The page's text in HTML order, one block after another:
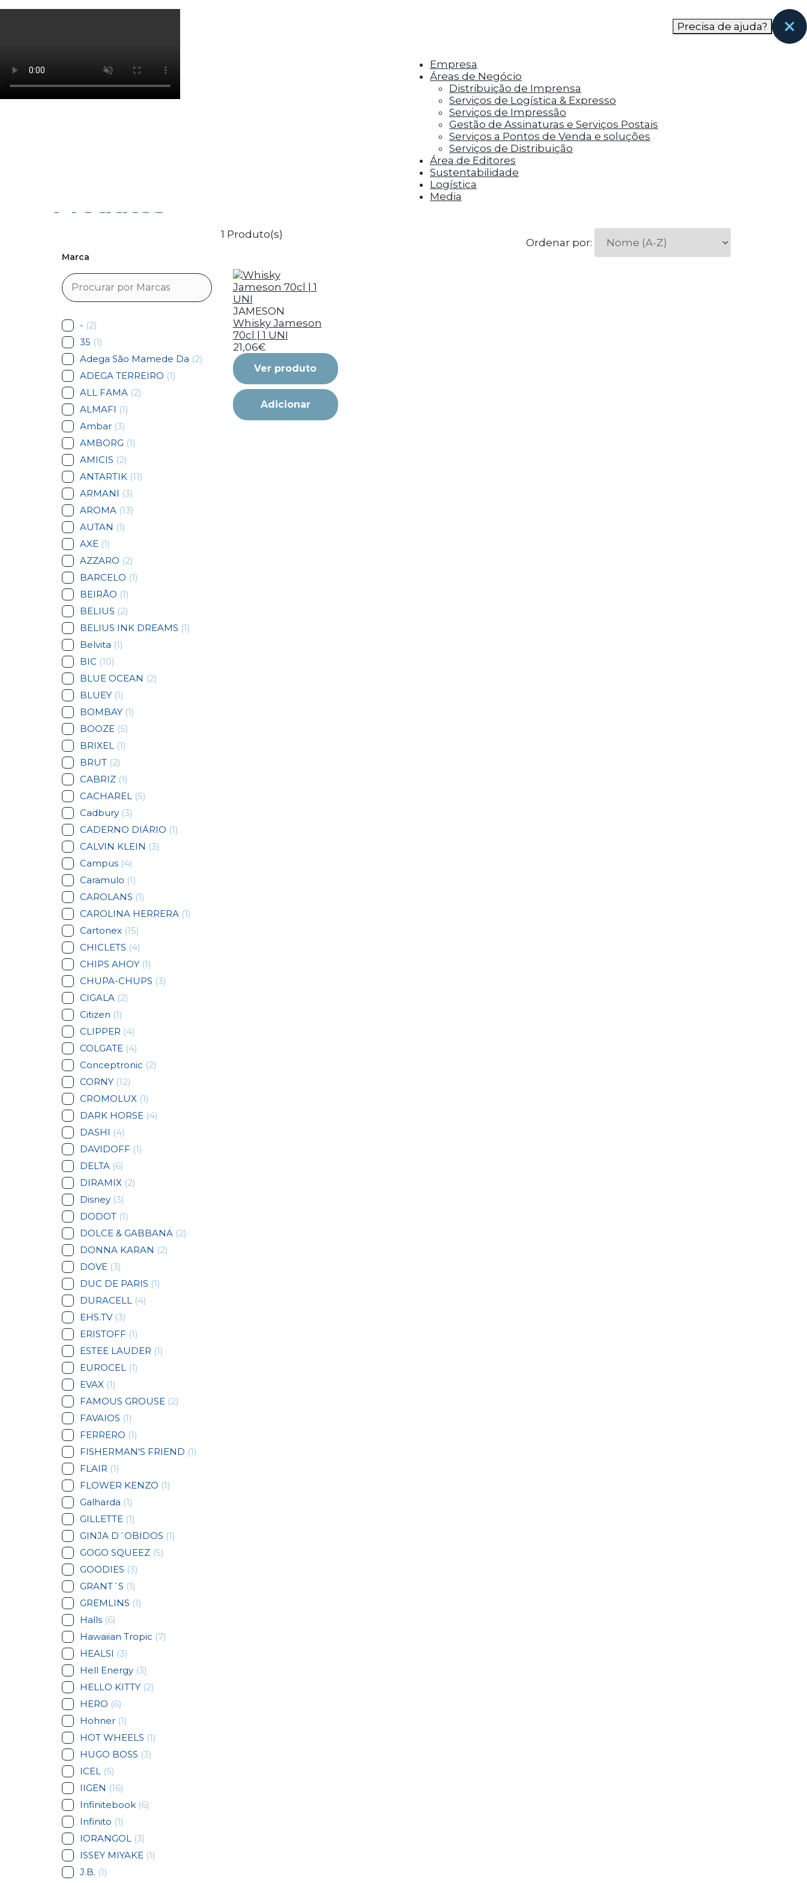
Os cookies de marketing são usados para entregar aos visitantes anúncios personalizados com base nas páginas que eles visitaram antes e analisar a
Precisa de ajuda?
Empresa
Áreas de Negócio
Distribuição de Imprensa
Serviços de Logística & Expresso
Serviços de Impressão
Gestão de Assinaturas e Serviços Postais
Serviços a Pontos de Venda e soluções
Serviços de Distribuição
Área de Editores
Sustentabilidade
Logística
Media
Produtos
Marca
- (2)
35 (1)
Adega São Mamede Da (2)
ADEGA TERREIRO (1)
ALL FAMA (2)
ALMAFI (1)
Ambar (3)
AMBORG (1)
AMICIS (2)
ANTARTIK (11)
ARMANI (3)
AROMA (13)
AUTAN (1)
AXE (1)
AZZARO (2)
BARCELO (1)
BEIRÃO (1)
BELIUS (2)
BELIUS INK DREAMS (1)
Belvita (1)
BIC (10)
BLUE OCEAN (2)
BLUEY (1)
BOMBAY (1)
BOOZE (5)
BRIXEL (1)
BRUT (2)
CABRIZ (1)
CACHAREL (5)
Cadbury (3)
CADERNO DIÁRIO (1)
CALVIN KLEIN (3)
Campus (4)
Caramulo (1)
CAROLANS (1)
CAROLINA HERRERA (1)
Cartonex (15)
CHICLETS (4)
CHIPS AHOY (1)
CHUPA-CHUPS (3)
CIGALA (2)
Citizen (1)
CLIPPER (4)
COLGATE (4)
Conceptronic (2)
CORNY (12)
CROMOLUX (1)
DARK HORSE (4)
DASHI (4)
DAVIDOFF (1)
DELTA (6)
DIRAMIX (2)
Disney (3)
DODOT (1)
DOLCE & GABBANA (2)
DONNA KARAN (2)
DOVE (3)
DUC DE PARIS (1)
DURACELL (4)
EHS.TV (3)
ERISTOFF (1)
ESTEE LAUDER (1)
EUROCEL (1)
EVAX (1)
FAMOUS GROUSE (2)
FAVAIOS (1)
FERRERO (1)
FISHERMAN'S FRIEND (1)
FLAIR (1)
FLOWER KENZO (1)
Galharda (1)
GILLETTE (1)
GINJA D´OBIDOS (1)
GOGO SQUEEZ (5)
GOODIES (3)
GRANT´S (1)
GREMLINS (1)
Halls (6)
Hawaiian Tropic (7)
HEALSI (3)
Hell Energy (3)
HELLO KITTY (2)
HERO (6)
Hohner (1)
HOT WHEELS (1)
HUGO BOSS (3)
ICEL (5)
IIGEN (16)
Infinitebook (6)
Infinito (1)
IORANGOL (3)
ISSEY MIYAKE (1)
J.B. (1)
1 Produto(s)
Ordenar por:
JAMESON
Whisky Jameson
70cl | 1 UNI
21,06€
Ver produto
Adicionar